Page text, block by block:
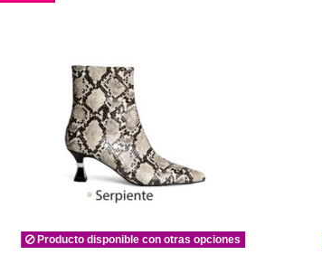
Producto disponible con otras opciones